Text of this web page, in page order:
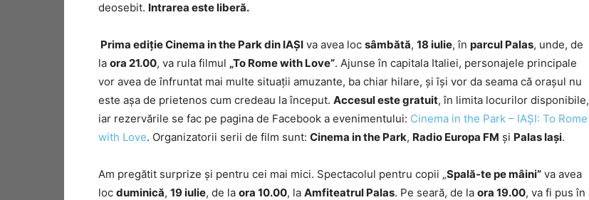
deosebit. Intrarea este liberă.
Prima ediție Cinema in the Park din IAȘI va avea loc sâmbătă, 18 iulie, în parcul Palas, unde, de
la ora 21.00, va rula filmul „To Rome with Love”. Ajunse în capitala Italiei, personajele principale
vor avea de înfruntat mai multe situații amuzante, ba chiar hilare, și își vor da seama că orașul nu
este așa de prietenos cum credeau la început. Accesul este gratuit, în limita locurilor disponibile,
iar rezervările se fac pe pagina de Facebook a evenimentului: Cinema in the Park – IAȘI: To Rome
with Love. Organizatorii serii de film sunt: Cinema in the Park, Radio Europa FM și Palas Iași.
Am pregătit surprize și pentru cei mai mici. Spectacolul pentru copii „Spală-te pe mâini” va avea
loc duminică, 19 iulie, de la ora 10.00, la Amfiteatrul Palas. Pe seară, de la ora 19.00, va fi pus în